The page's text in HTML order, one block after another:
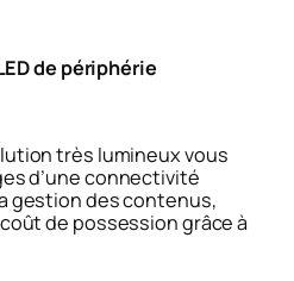
de périphérie
très lumineux vous
d’une connectivité
gestion des contenus,
de possession grâce à